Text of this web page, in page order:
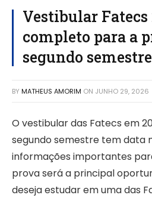
Vestibular Fatecs
completo para a
segundo semestre
BY MATHEUS AMORIM ON JUNHO 29, 2026
O vestibular das Fatecs em
segundo semestre tem data
informações importantes
prova será a principal
deseja estudar em uma das